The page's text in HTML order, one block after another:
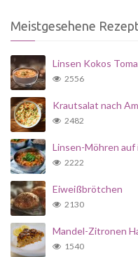
Meistgesehene
Linsen Kokos
2556
Krautsalat nach
2482
Linsen-Möhren
2222
Eiweißbrötchen
2130
Mandel-Zitronen
1540